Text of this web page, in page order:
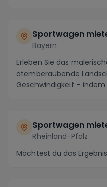
Sportwagen
Bayern
Erleben Sie das
atemberaubende
Geschwindigkeit –
Sportwagen
Rheinland-Pfalz
Möchtest du das